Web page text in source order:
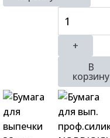
+
В
корзину